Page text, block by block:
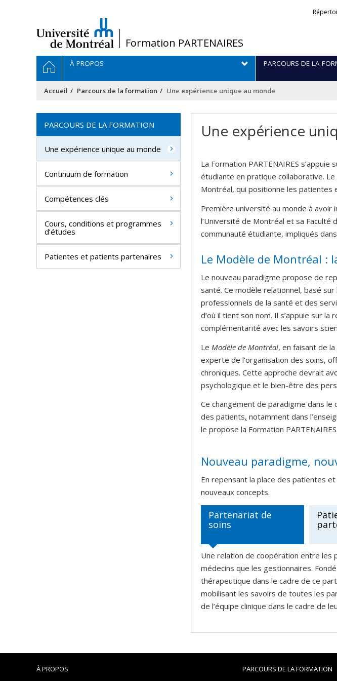
/Formation PARTENAIRES
Navigation
principale
ACCUEILÀ PROPOS PARCOURS DE LA
Accueil Parcours de la formation Une expérience unique au monde
Une expérience
La Formation PARTENAIRES s’appuie
étudiante en pratique collaborative. Le
Montréal, qui positionne les patientes
Première université au monde à avoir
l’Université de Montréal et sa Faculté
communauté étudiante, impliqués
Le Modèle de Montréal :
Le nouveau paradigme propose de
santé. Ce modèle relationnel, basé
professionnels de la santé et des
d’où il tient son nom. Il s’appuie sur
complémentarité avec les savoirs
Le Modèle de Montréal, en faisant de
experte de l’organisation des soins,
chroniques. Cette approche devrait
psychologique et le bien-être des
Ce changement de paradigme dans
des patients, notamment dans
le propose la Formation PARTENAIRES.
Nouveau paradigme,
En repensant la place des patientes
nouveaux concepts.
Partenariat de
soins
Une relation de coopération entre les
médecins que les gestionnaires.
thérapeutique dans le cadre de ce
mobilisant les savoirs de toutes les
de l’équipe clinique dans le cadre de
PARCOURS DE LA FORMATION
Une expérience unique au monde
Continuum de formation
Compétences clés
Cours, conditions et programmes
d’études
Patientes et patients partenaires
À PROPOS PARCOURS DE LA FORMATION